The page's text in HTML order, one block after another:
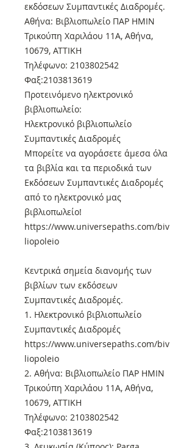
εκδόσεων Συμπαντικές Διαδρομές.
Αθήνα: Βιβλιοπωλείο ΠΑΡ ΗΜΙΝ
Τρικούπη Χαριλάου 11Α, Αθήνα,
10679, ΑΤΤΙΚΗ
Τηλέφωνο: 2103802542
Φαξ:2103813619
Προτεινόμενο ηλεκτρονικό
βιβλιοπωλείο:
Ηλεκτρονικό βιβλιοπωλείο
Συμπαντικές Διαδρομές
Μπορείτε να αγοράσετε άμεσα όλα
τα βιβλία και τα περιοδικά των
Εκδόσεων Συμπαντικές Διαδρομές
από το ηλεκτρονικό μας
βιβλιοπωλείο!
https://www.universepaths.com/biv
liopoleio
Κεντρικά σημεία διανομής των
βιβλίων των εκδόσεων
Συμπαντικές Διαδρομές.
1. Ηλεκτρονικό βιβλιοπωλείο
Συμπαντικές Διαδρομές
https://www.universepaths.com/biv
liopoleio
2. Αθήνα: Βιβλιοπωλείο ΠΑΡ ΗΜΙΝ
Τρικούπη Χαριλάου 11Α, Αθήνα,
10679, ΑΤΤΙΚΗ
Τηλέφωνο: 2103802542
Φαξ:2103813619